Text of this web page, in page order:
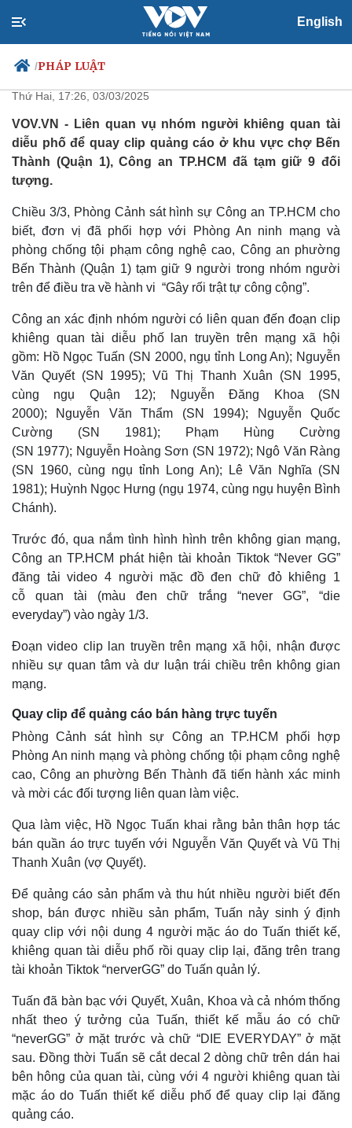
English
/PHÁP LUẬT
Chính trị
Đảng
Tổ chức nhân sự
Nhận diện sự thật
Xã hội
Tin 24h
Dấu ấn VOV
Việc làm
Biển đảo
Thế giới
Quan sát
Hồ sơ
Multimedia
Video
E-Magazine
Infographic
Bắt khẩn cấp nhóm người
khiêng quan tài diễu phố
Thứ Hai, 17:26, 03/03/2025
VOV.VN - Liên quan vụ nhóm người khiêng quan tài
diễu phố để quay clip quảng cáo ở khu vực chợ Bến
Thành (Quận 1), Công an TP.HCM đã tạm giữ 9 đối
tượng.
Chiều 3/3, Phòng Cảnh sát hình sự Công an TP.HCM cho
biết, đơn vị đã phối hợp với Phòng An ninh mạng và
phòng chống tội phạm công nghệ cao, Công an phường
Bến Thành (Quận 1) tạm giữ 9 người trong nhóm người
trên để điều tra về hành vi “Gây rối trật tự công cộng”.
Công an xác định nhóm người có liên quan đến đoạn clip
khiêng quan tài diễu phố lan truyền trên mạng xã hội
gồm: Hồ Ngọc Tuấn (SN 2000, ngụ tỉnh Long An); Nguyễn
Văn Quyết (SN 1995); Vũ Thị Thanh Xuân (SN 1995,
cùng ngụ Quận 12); Nguyễn Đăng Khoa (SN
2000); Nguyễn Văn Thẩm (SN 1994); Nguyễn Quốc
Cường (SN 1981); Phạm Hùng Cường
(SN 1977); Nguyễn Hoàng Sơn (SN 1972); Ngô Văn Ràng
(SN 1960, cùng ngụ tỉnh Long An); Lê Văn Nghĩa (SN
1981); Huỳnh Ngọc Hưng (ngụ 1974, cùng ngụ huyện Bình
Chánh).
Trước đó, qua nắm tình hình hình trên không gian mạng,
Công an TP.HCM phát hiện tài khoản Tiktok “Never GG”
đăng tải video 4 người mặc đồ đen chữ đỏ khiêng 1
cỗ quan tài (màu đen chữ trắng “never GG”, “die
everyday”) vào ngày 1/3.
Đoạn video clip lan truyền trên mạng xã hội, nhận được
nhiều sự quan tâm và dư luận trái chiều trên không gian
mạng.
Quay clip để quảng cáo bán hàng trực tuyến
Phòng Cảnh sát hình sự Công an TP.HCM phối hợp
Phòng An ninh mạng và phòng chống tội phạm công nghệ
cao, Công an phường Bến Thành đã tiến hành xác minh
và mời các đối tượng liên quan làm việc.
Qua làm việc, Hồ Ngọc Tuấn khai rằng bản thân hợp tác
bán quần áo trực tuyến với Nguyễn Văn Quyết và Vũ Thị
Thanh Xuân (vợ Quyết).
Để quảng cáo sản phẩm và thu hút nhiều người biết đến
shop, bán được nhiều sản phẩm, Tuấn nảy sinh ý định
quay clip với nội dung 4 người mặc áo do Tuấn thiết kế,
khiêng quan tài diễu phố rồi quay clip lại, đăng trên trang
tài khoản Tiktok “nerverGG” do Tuấn quản lý.
Tuấn đã bàn bạc với Quyết, Xuân, Khoa và cả nhóm thống
nhất theo ý tưởng của Tuấn, thiết kế mẫu áo có chữ
“neverGG” ở mặt trước và chữ “DIE EVERYDAY” ở mặt
sau. Đồng thời Tuấn sẽ cắt decal 2 dòng chữ trên dán hai
bên hông của quan tài, cùng với 4 người khiêng quan tài
mặc áo do Tuấn thiết kế diễu phố để quay clip lại đăng
quảng cáo.